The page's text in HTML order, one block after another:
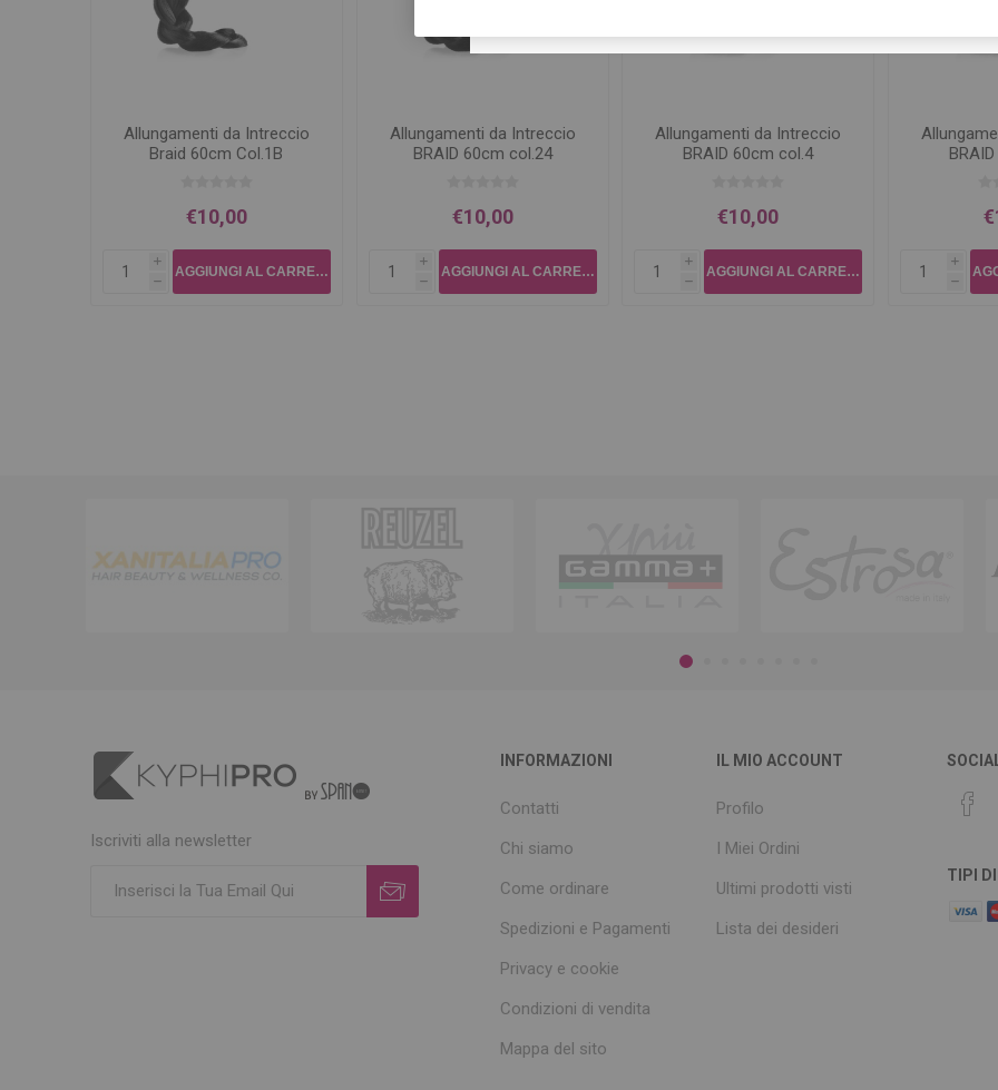
Allungamenti da Intreccio
Braid 60cm Col.1B
€10,00
i
h
Allungamenti da Intreccio
BRAID 60cm col.24
€10,00
i
h
Allungamenti da Intreccio
BRAID 60cm col.4
€10,00
i
h
i
h
Iscriviti alla newsletter
INFORMAZIONI
Contatti
Chi siamo
Come ordinare
Spedizioni e Pagamenti
Privacy e cookie
Condizioni di vendita
Mappa del sito
IL MIO ACCOUNT
Profilo
I Miei Ordini
Ultimi prodotti visti
Lista dei desideri
TIPI